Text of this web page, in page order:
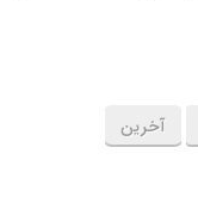
آخرین